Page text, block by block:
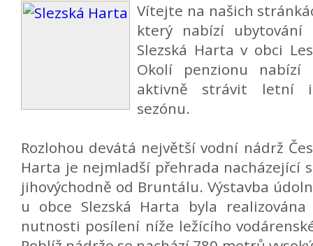
Vítejte na našich
který nabízí
Slezská Harta v obci
Okolí penzionu nabízí
aktivně strávit letní
sezónu.
Rozlohou devátá největší vodní nádrž
Harta je nejmladší přehrada nacházející
jihovýchodně od Bruntálu. Výstavba
u obce Slezská Harta byla
nutnosti posílení níže ležícího